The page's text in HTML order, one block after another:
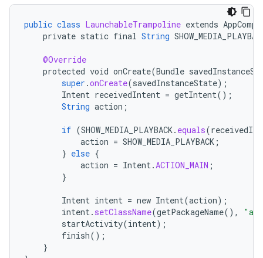
public class LaunchableTrampoline extends
private static final String
@Override
protected void onCreate(Bundle
super .onCreate(savedInstanceState);
Intent receivedIntent = getIntent();
String action ;
if (SHOW_MEDIA_PLAYBACK. equals(
action = SHOW_MEDIA_PLAYBACK ;
} else {
action = Intent.ACTION_MAIN ;
}
Intent intent = new Intent(action);
intent. setClassName(getPackageName(),
startActivity(intent);
finish();
}